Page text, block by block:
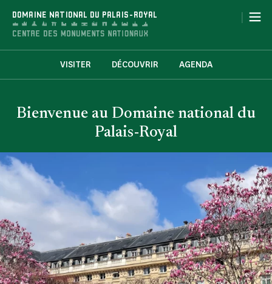
DOMAINE NATIONAL DU PALAIS-ROYAL |
VISITER DÉCOUVRIR AGENDA
Bienvenue au Domaine national du
Palais-Royal